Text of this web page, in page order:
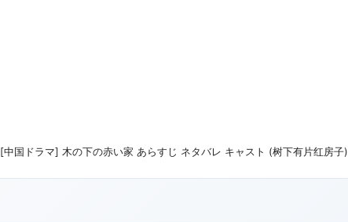
[中国ドラマ] 木の下の赤い家 あらすじ ネタバレ キャスト (树下有片红房子)